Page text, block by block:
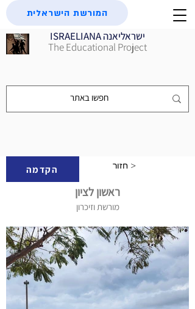
ISRAELIANA ישראליאנה
The Educational Project
המורשת הישראלית
הקדמה חזור >
ראשון לציון
מורשת וזיכרון